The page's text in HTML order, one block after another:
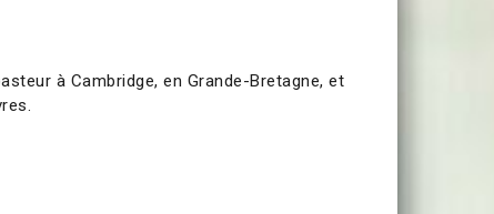
à Cambridge, en Grande-Bretagne, et